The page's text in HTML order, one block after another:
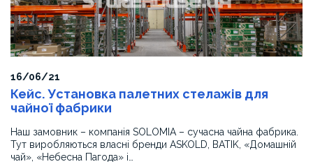
16/06/21
Кейс. Установка палетних стелажів для
чайної фабрики
Наш замовник – компанія SOLOMIA – сучасна чайна фабрика.
Тут виробляються власні бренди ASKOLD, BATIK, «Домашній
чай», «Небесна Пагода» і…